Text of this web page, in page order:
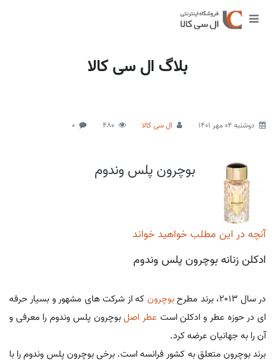
بلاگ ال سی کالا
دوشنبه 04 مهر 1401 ال سی کالا 480
0
بوچرون پلس وندوم
آنچه در این مطلب خواهید خواند
ادکلن زنانه بوچرون پلس وندوم
در سال 2013، برند مطرح بوچرون که از شرکت های مشهور و بسیار حرفه
ای در حوزه عطر و ادکلن است عطر اصلبوچرون پلس وندوم را معرفی و
آن را به جهانیان عرضه کرد.
برند بوچرون متعلق به کشور فرانسه است. برخی بوچرون پلس وندوم را با